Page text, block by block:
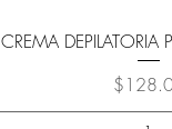
Vista
CREMA
Precio